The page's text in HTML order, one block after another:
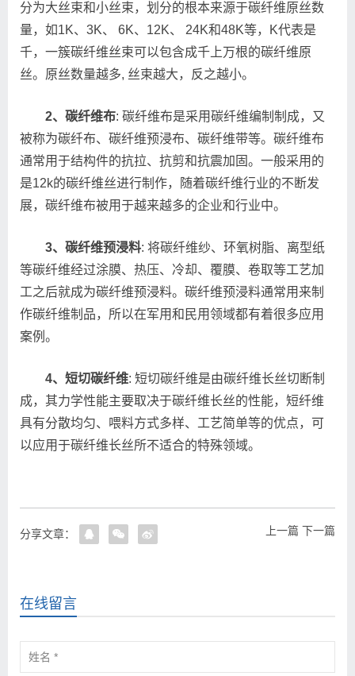
分为大丝束和小丝束，划分的根本来源于碳纤维原丝数
量，如1K、3K、 6K、12K、 24K和48K等，K代表是
千，一簇碳纤维丝束可以包含成千上万根的碳纤维原
丝。原丝数量越多, 丝束越大，反之越小。
2、碳纤维布: 碳纤维布是采用碳纤维编制制成，又
被称为碳纤布、碳纤维预浸布、碳纤维带等。碳纤维布
通常用于结构件的抗拉、抗剪和抗震加固。一般采用的
是12k的碳纤维丝进行制作，随着碳纤维行业的不断发
展，碳纤维布被用于越来越多的企业和行业中。
3、碳纤维预浸料: 将碳纤维纱、环氧树脂、离型纸
等碳纤维经过涂膜、热压、冷却、覆膜、卷取等工艺加
工之后就成为碳纤维预浸料。碳纤维预浸料通常用来制
作碳纤维制品，所以在军用和民用领域都有着很多应用
案例。
4、短切碳纤维: 短切碳纤维是由碳纤维长丝切断制
成，其力学性能主要取决于碳纤维长丝的性能，短纤维
具有分散均匀、喂料方式多样、工艺简单等的优点，可
以应用于碳纤维长丝所不适合的特殊领域。
上一篇 下一篇
分享文章：
在线留言